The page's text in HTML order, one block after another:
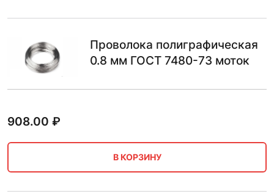
Проволока полиграфическая
0.8 мм ГОСТ 7480-73 моток
908.00 ₽
В КОРЗИНУ